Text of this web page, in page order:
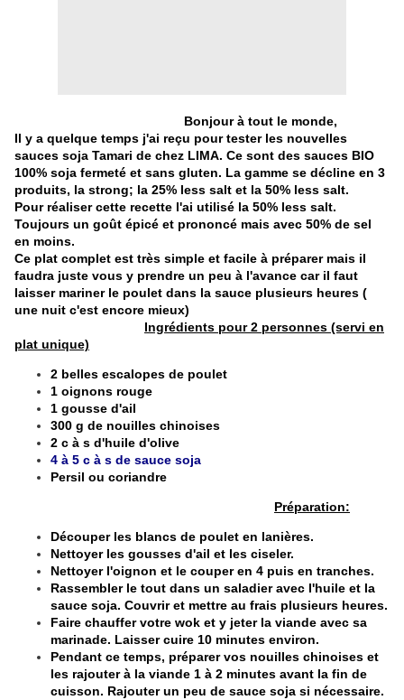
Bonjour à tout le monde,
Il y a quelque temps j'ai reçu pour tester les nouvelles
sauces soja Tamari de chez LIMA. Ce sont des sauces BIO
100% soja fermeté et sans gluten. La gamme se décline en 3
produits, la strong; la 25% less salt et la 50% less salt.
Pour réaliser cette recette l'ai utilisé la 50% less salt.
Toujours un goût épicé et prononcé mais avec 50% de sel
en moins.
Ce plat complet est très simple et facile à préparer mais il
faudra juste vous y prendre un peu à l'avance car il faut
laisser mariner le poulet dans la sauce plusieurs heures (
une nuit c'est encore mieux)
Ingrédients pour 2 personnes (servi en
plat unique)
2 belles escalopes de poulet
1 oignons rouge
1 gousse d'ail
300 g de nouilles chinoises
2 c à s d'huile d'olive
4 à 5 c à s de sauce soja
Persil ou coriandre
Préparation:
Découper les blancs de poulet en lanières.
Nettoyer les gousses d'ail et les ciseler.
Nettoyer l'oignon et le couper en 4 puis en tranches.
Rassembler le tout dans un saladier avec l'huile et la
sauce soja. Couvrir et mettre au frais plusieurs heures.
Faire chauffer votre wok et y jeter la viande avec sa
marinade. Laisser cuire 10 minutes environ.
Pendant ce temps, préparer vos nouilles chinoises et
les rajouter à la viande 1 à 2 minutes avant la fin de
cuisson. Rajouter un peu de sauce soja si nécessaire.